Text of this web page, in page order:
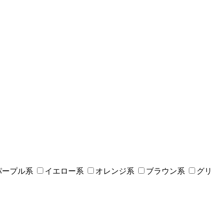
ープル系 イエロー系 オレンジ系 ブラウン系
グリ